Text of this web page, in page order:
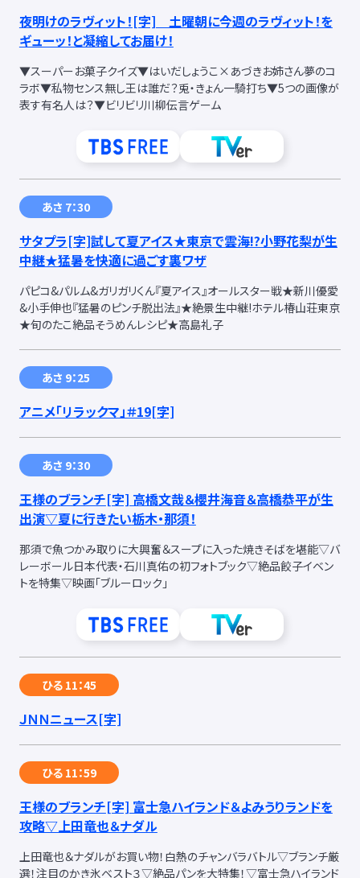
夜明けのラヴィット！[字] 土曜朝に今週のラヴィット！を
ギューッ！と凝縮してお届け！
▼スーパーお菓子クイズ▼はいだしょうこ×あづきお姉さん夢のコ
ラボ▼私物センス無し王は誰だ？兎・きょん一騎打ち▼5つの画像が
表す有名人は？▼ビリビリ川柳伝言ゲーム
あさ 7：30
サタプラ[字]試して夏アイス★東京で雲海!?小野花梨が生
中継★猛暑を快適に過ごす裏ワザ
パピコ&パルム&ガリガリくん『夏アイス』オールスター戦★新川優愛
&小手伸也『猛暑のピンチ脱出法』★絶景生中継!ホテル椿山荘東京
★旬のたこ絶品そうめんレシピ★高島礼子
あさ 9：25
アニメ「リラックマ」＃19[字]
あさ 9：30
王様のブランチ[字] 高橋文哉＆櫻井海音＆高橋恭平が生
出演▽夏に行きたい栃木・那須！
那須で魚つかみ取りに大興奮＆スープに入った焼きそばを堪能▽バ
レーボール日本代表・石川真佑の初フォトブック▽絶品餃子イベン
トを特集▽映画「ブルーロック」
ひる 11：45
ＪＮＮニュース[字]
ひる 11：59
王様のブランチ[字] 富士急ハイランド＆よみうりランドを
攻略▽上田竜也＆ナダル
上田竜也＆ナダルがお買い物！白熱のチャンバラバトル▽ブランチ厳
選！注目のかき氷ベスト３▽絶品パンを大特集！▽富士急ハイランド